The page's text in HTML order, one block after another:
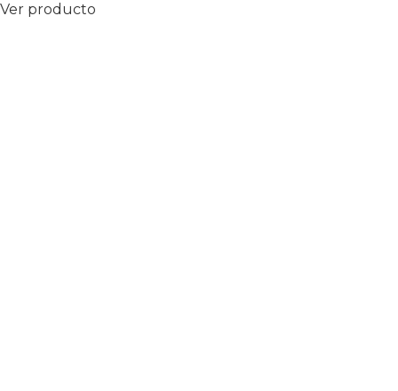
Ver producto